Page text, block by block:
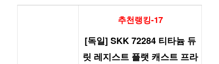
추천랭킹-17
[독일] SKK 72284 티타늄 듀
릿 레지스트 플랫 캐스트 프라